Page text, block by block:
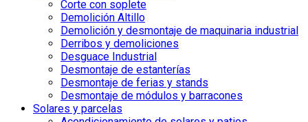
Corte con soplete
Demolición Altillo
Demolición y desmontaje de maquinaria industrial
Derribos y demoliciones
Desguace Industrial
Desmontaje de estanterías
Desmontaje de ferias y stands
Desmontaje de módulos y barracones
Solares y parcelas